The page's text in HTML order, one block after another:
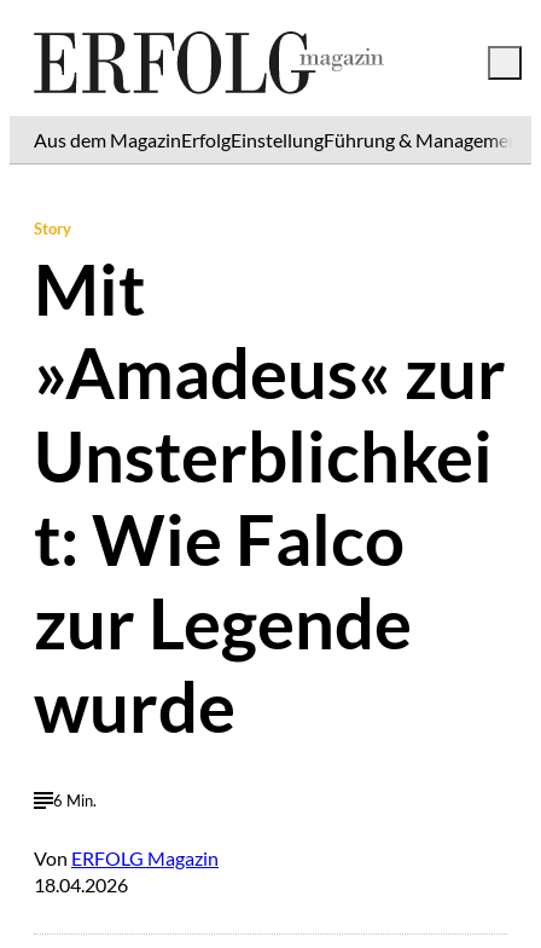
Aus dem MagazinErfolgEinstellungFührung & Management
Story
Mit
»Amadeus« zur
Unsterblichkei
t: Wie Falco
zur Legende
wurde
6 Min.
Von ERFOLG Magazin
18.04.2026